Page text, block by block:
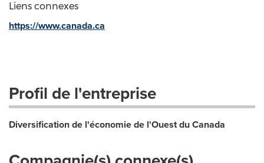
Liens connexes
https://www.canada.ca
Profil de l'entreprise
Diversification de l'économie de l'Ouest du Canada